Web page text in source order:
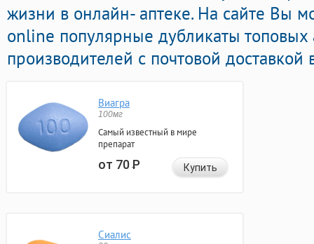
жизни в онлайн- аптеке. На сайте Вы
online популярные дубликаты топовых
производителей с почтовой доставкой
Виагра
100мг
Самый известный в мире
препарат
от 70Р Купить
Сиалис